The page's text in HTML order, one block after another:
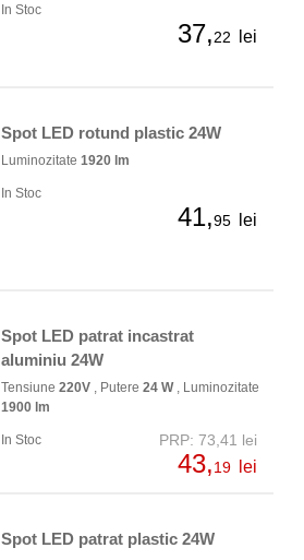
In Stoc
37,22 lei
Spot LED rotund plastic 24W
Luminozitate 1920 lm
In Stoc
41,95 lei
Spot LED patrat incastrat
aluminiu 24W
Tensiune 220V , Putere 24 W, Luminozitate
1900 lm
In Stoc PRP: 73,41 lei
43,19 lei
Spot LED patrat plastic 24W